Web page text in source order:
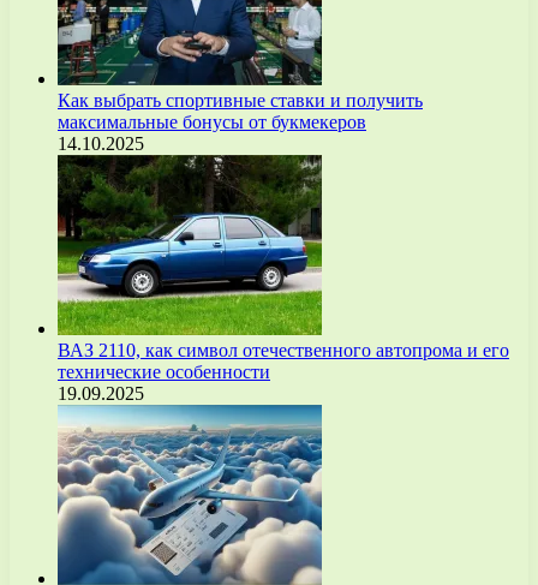
Как выбрать спортивные ставки и получить
максимальные бонусы от букмекеров
14.10.2025
ВАЗ 2110, как символ отечественного автопрома и его
технические особенности
19.09.2025